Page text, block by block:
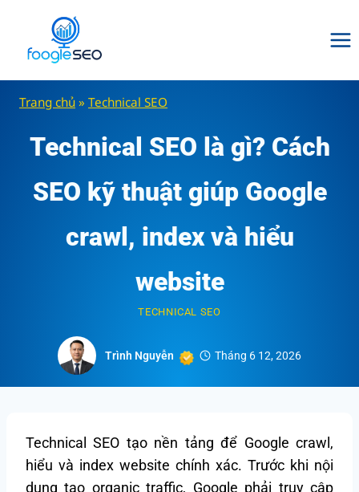
content
Trang chủ » Technical SEO
Technical SEO là gì? Cách
SEO kỹ thuật giúp Google
crawl, index và hiểu
website
TECHNICAL SEO
Trình Nguyễn Tháng 6 12, 2026
Technical SEO tạo nền tảng để Google crawl,
hiểu và index website chính xác. Trước khi nội
dung tạo organic traffic, Google phải truy cập